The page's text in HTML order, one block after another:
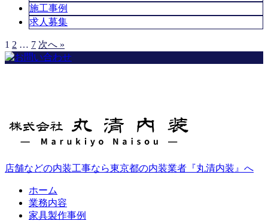
施工事例
求人募集
1 2 … 7 次へ »
店舗などの内装工事なら東京都の内装業者『丸清内装』へ
ホーム
業務内容
家具製作事例